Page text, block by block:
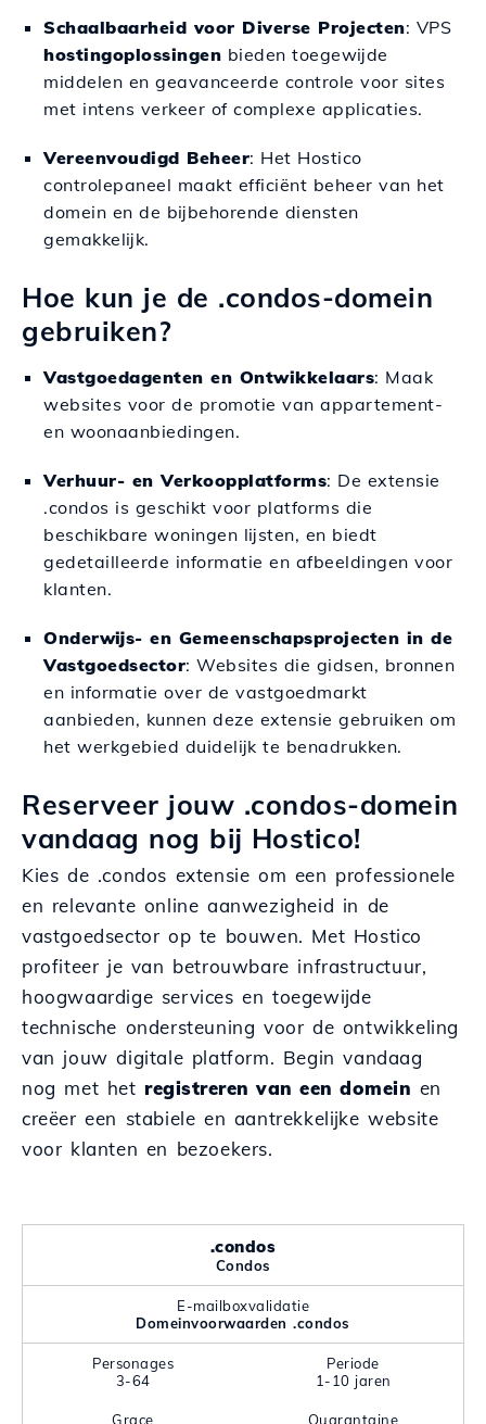
Schaalbaarheid voor Diverse Projecten: VPS
hostingoplossingen bieden toegewijde
middelen en geavanceerde controle voor sites
met intens verkeer of complexe applicaties.
Vereenvoudigd Beheer: Het Hostico
controlepaneel maakt efficiënt beheer van het
domein en de bijbehorende diensten
gemakkelijk.
Hoe kun je de .condos-domein
gebruiken?
Vastgoedagenten en Ontwikkelaars: Maak
websites voor de promotie van appartement-
en woonaanbiedingen.
Verhuur- en Verkoopplatforms: De extensie
.condos is geschikt voor platforms die
beschikbare woningen lijsten, en biedt
gedetailleerde informatie en afbeeldingen voor
klanten.
Onderwijs- en Gemeenschapsprojecten in de
Vastgoedsector: Websites die gidsen, bronnen
en informatie over de vastgoedmarkt
aanbieden, kunnen deze extensie gebruiken om
het werkgebied duidelijk te benadrukken.
Reserveer jouw .condos-domein
vandaag nog bij Hostico!
Kies de .condos extensie om een professionele
en relevante online aanwezigheid in de
vastgoedsector op te bouwen. Met Hostico
profiteer je van betrouwbare infrastructuur,
hoogwaardige services en toegewijde
technische ondersteuning voor de ontwikkeling
van jouw digitale platform. Begin vandaag
nog met hetregistreren van een domein en
creëer een stabiele en aantrekkelijke website
voor klanten en bezoekers.
.condos
Condos
E-mailboxvalidatie
Domeinvoorwaarden .condos
Personages
3-64
Periode
1-10 jaren
Grace Quarantaine